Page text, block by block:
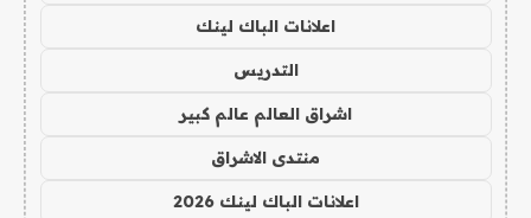
اعلانات الباك لينك
التدريس
اشراق العالم عالم كبير
منتدى الاشراق
اعلانات الباك لينك 2026